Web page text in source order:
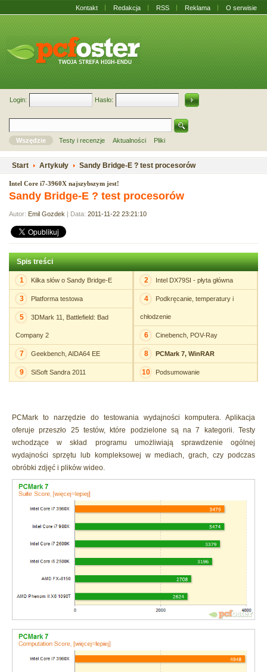
Kontakt Redakcja RSS Reklama O serwisie
Login: Hasło:
Wszędzie Testy i recenzje Aktualności Pliki
Start Artykuły Sandy Bridge-E ? test procesorów
Intel Core i7-3960X najszybszym jest!
Sandy Bridge-E ? test procesorów
Autor: Emil Gozdek | Data: 2011-11-22 23:21:10
Spis treści
1 Kilka słów o Sandy Bridge-E
3 Platforma testowa
5 3DMark 11, Battlefield: Bad
Company 2
7 Geekbench, AIDA64 EE
9 SiSoft Sandra 2011
2 Intel DX79SI - płyta główna
4 Podkręcanie, temperatury i
chłodzenie
6 Cinebench, POV-Ray
8 PCMark 7, WinRAR
10 Podsumowanie
PCMark to narzędzie do testowania wydajności komputera. Aplikacja
oferuje przeszło 25 testów, które podzielone są na 7 kategorii. Testy
wchodzące w skład programu umożliwiają sprawdzenie ogólnej
wydajności sprzętu lub kompleksowej w mediach, grach, czy podczas
obróbki zdjęć i plików wideo.